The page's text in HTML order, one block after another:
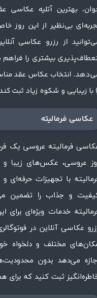
عکاسی فرمالیته
بهترین آتلیه عکاسی
بی‌نظیر از این روز
از رزرو عکاسی
بیشتری را
انتخاب عکاس عقد
با زیبایی و شکوه زیاد ثبت
فرمالیته عروسی یک
عروسی، عکس‌های زیبا و
با تجهیزات
و جذاب را تضمین
خدمات ویژه‌ای
عکاسی آنلاین در
مختلف و دلخواه
می‌دهد بدون
ثبت کنید که برای